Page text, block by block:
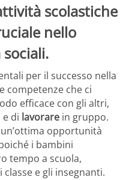
scolastiche
nello
per il successo nella
competenze che ci
efficace con gli altri,
di lavorare in gruppo.
opportunità
i bambini
tempo a scuola,
e gli insegnanti.